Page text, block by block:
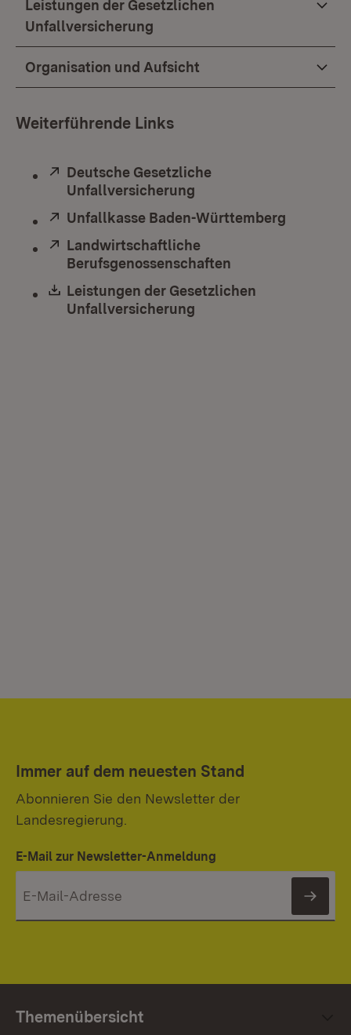
Leistungen der Gesetzlichen
Unfallversicherung
Organisation und Aufsicht
Weiterführende Links
Extern:
Deutsche Gesetzliche
Unfallversicherung
Extern:
Unfallkasse Baden-Württemberg
Extern:
Landwirtschaftliche
Berufsgenossenschaften
Download:
Leistungen der Gesetzlichen
Unfallversicherung
Immer auf dem neuesten Stand
Abonnieren Sie den Newsletter der
Landesregierung.
E-Mail zur Newsletter-Anmeldung
Themenübersicht